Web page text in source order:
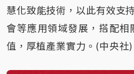
慧化致能技術，以此有效支
會等應用領域發展，搭配
值，厚植產業實力。(中央社)